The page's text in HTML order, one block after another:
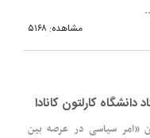
مشاهده: ۵۱۶۸
کارلتون کانادا
«امر سیاسی در عرصه بین